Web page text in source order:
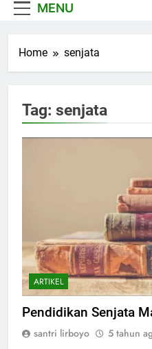
MENU
Home senjata
Tag: senjata
ARTIKEL
Pendidikan Senjata
santri lirboyo 5 tahun